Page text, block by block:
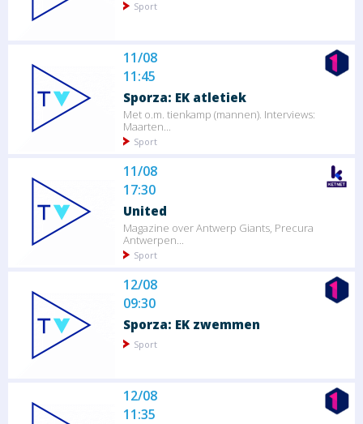
Sport
11/08
11:45
Sporza: EK atletiek
Met o.m. tienkamp (mannen). Interviews:
Maarten...
Sport
11/08
17:30
United
Magazine over Antwerp Giants, Precura
Antwerpen...
Sport
12/08
09:30
Sporza: EK zwemmen
Sport
12/08
11:35